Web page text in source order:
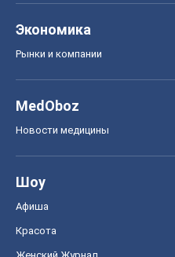
Экономика
Рынки и компании
MedOboz
Новости медицины
Шоу
Афиша
Красота